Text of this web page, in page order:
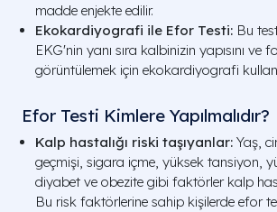
madde enjekte edilir.
Ekokardiyografi ile Efor Testi: Bu
EKG'nin yanı sıra kalbinizin yapısını ve
görüntülemek için ekokardiyografi
Efor Testi Kimlere Yapılmalıdır?
Kalp hastalığı riski taşıyanlar: Yaş,
geçmişi, sigara içme, yüksek tansiyon,
diyabet ve obezite gibi faktörler kalp
Bu risk faktörlerine sahip kişilerde efor